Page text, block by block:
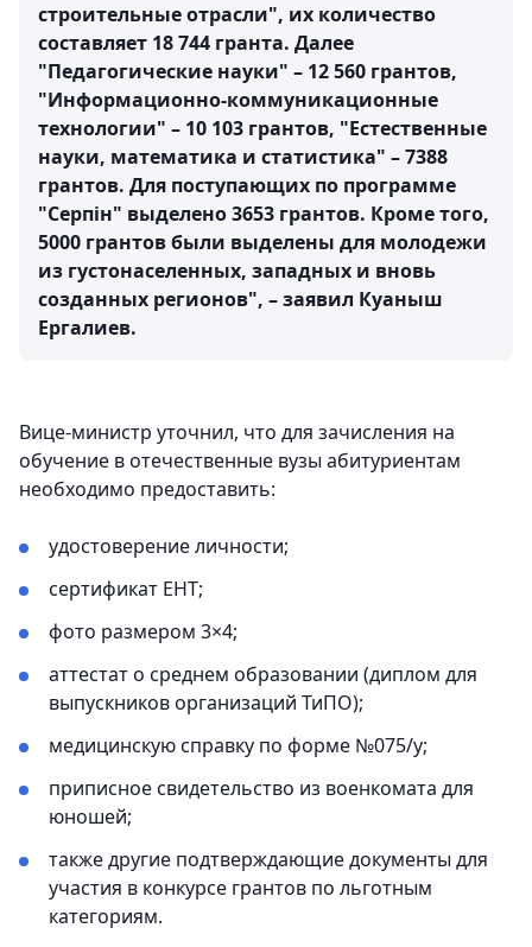
строительные отрасли", их количество
составляет 18 744 гранта. Далее
"Педагогические науки" – 12 560 грантов,
"Информационно-коммуникационные
технологии" – 10 103 грантов, "Естественные
науки, математика и статистика" – 7388
грантов. Для поступающих по программе
"Серпін" выделено 3653 грантов. Кроме того,
5000 грантов были выделены для молодежи
из густонаселенных, западных и вновь
созданных регионов", – заявил Куаныш
Ергалиев.
Вице-министр уточнил, что для зачисления на
обучение в отечественные вузы абитуриентам
необходимо предоставить:
удостоверение личности;
сертификат ЕНТ;
фото размером 3×4;
аттестат о среднем образовании (диплом для
выпускников организаций ТиПО);
медицинскую справку по форме №075/у;
приписное свидетельство из военкомата для
юношей;
также другие подтверждающие документы для
участия в конкурсе грантов по льготным
категориям.